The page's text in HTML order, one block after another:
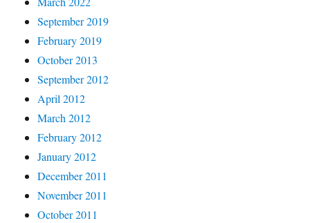
September 2019
February 2019
October 2013
September 2012
April 2012
March 2012
February 2012
January 2012
December 2011
November 2011
October 2011